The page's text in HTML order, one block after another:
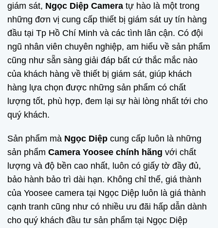
giám sát, Ngọc Diệp Camera tự hào là một trong
những đơn vị cung cấp thiết bị giám sát uy tín hàng
đầu tại Tp Hồ Chí Minh và các tình lân cận. Có đội
ngũ nhân viên chuyên nghiệp, am hiểu về sản phẩm
cũng như sẵn sàng giải đáp bất cứ thắc mắc nào
của khách hàng về thiết bị giám sát, giúp khách
hàng lựa chọn được những sản phẩm có chất
lượng tốt, phù hợp, đem lại sự hài lòng nhất tới cho
quý khách.
Sản phẩm mà Ngọc Diệp cung cấp luôn là những
sản phẩm Camera Yoosee chính hãng với chất
lượng và độ bền cao nhất, luôn có giấy tờ đầy đủ,
bảo hành bảo trì dài hạn. Không chỉ thế, giá thành
của Yoosee camera tại Ngọc Diệp luôn là giá thành
cạnh tranh cũng như có nhiều ưu đãi hấp dẫn dành
cho quý khách đầu tư sản phẩm tại Ngọc Diệp